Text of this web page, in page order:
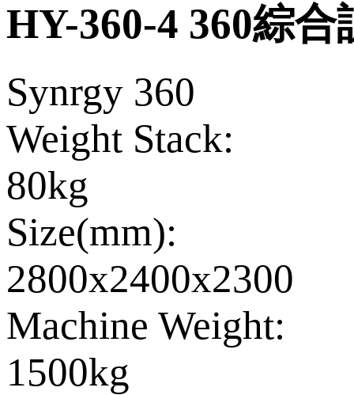
HY-360-4 360綜
Synrgy 360
Weight Stack:
80kg
Size(mm):
2800x2400x2300
Machine Weight:
1500kg